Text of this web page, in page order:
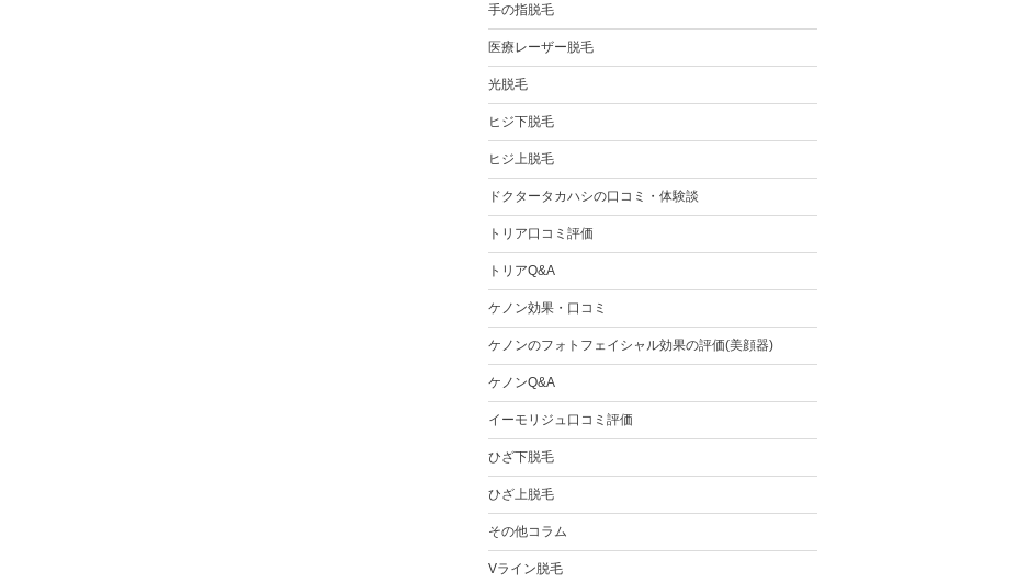
手の指脱毛
医療レーザー脱毛
光脱毛
ヒジ下脱毛
ヒジ上脱毛
ドクタータカハシの口コミ・体験談
トリア口コミ評価
トリアQ&A
ケノン効果・口コミ
ケノンのフォトフェイシャル効果の評価(美顔器)
ケノンQ&A
イーモリジュ口コミ評価
ひざ下脱毛
ひざ上脱毛
その他コラム
Vライン脱毛